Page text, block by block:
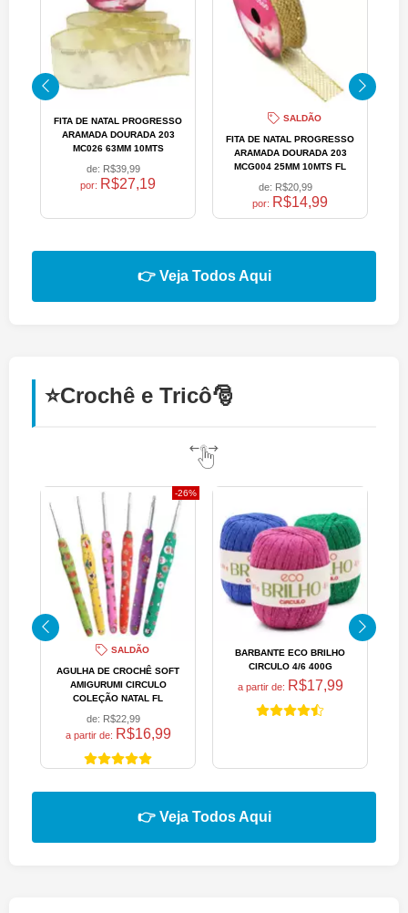
FITA DE NATAL PROGRESSO
ARAMADA DOURADA 203
MC026 63MM 10MTS
de: R$39,99
por: R$27,19
SALDÃO
FITA DE NATAL PROGRESSO
ARAMADA DOURADA 203
MCG004 25MM 10MTS FL
de: R$20,99
por: R$14,99
👉 Veja Todos Aqui
⭐Crochê e Tricô🎅
SALDÃO
AGULHA DE CROCHÊ SOFT
AMIGURUMI CIRCULO
COLEÇÃO NATAL FL
de: R$22,99
a partir de: R$16,99
26%
BARBANTE ECO BRILHO
CIRCULO 4/6 400G
a partir de: R$17,99
👉 Veja Todos Aqui